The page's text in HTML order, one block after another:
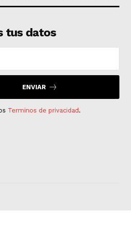
tus datos
ENVIAR
Terminos de privacidad.